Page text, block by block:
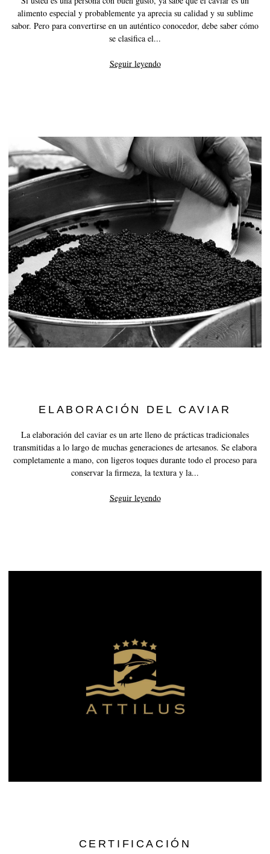
alimento especial y probablemente ya aprecia su calidad y su sublime
sabor. Pero para convertirse en un auténtico conocedor, debe saber cómo
se clasifica el...
Seguir leyendo
ELABORACIÓN DEL CAVIAR
La elaboración del caviar es un arte lleno de prácticas tradicionales
transmitidas a lo largo de muchas generaciones de artesanos. Se elabora
completamente a mano, con ligeros toques durante todo el proceso para
conservar la firmeza, la textura y la...
Seguir leyendo
CERTIFICACIÓN